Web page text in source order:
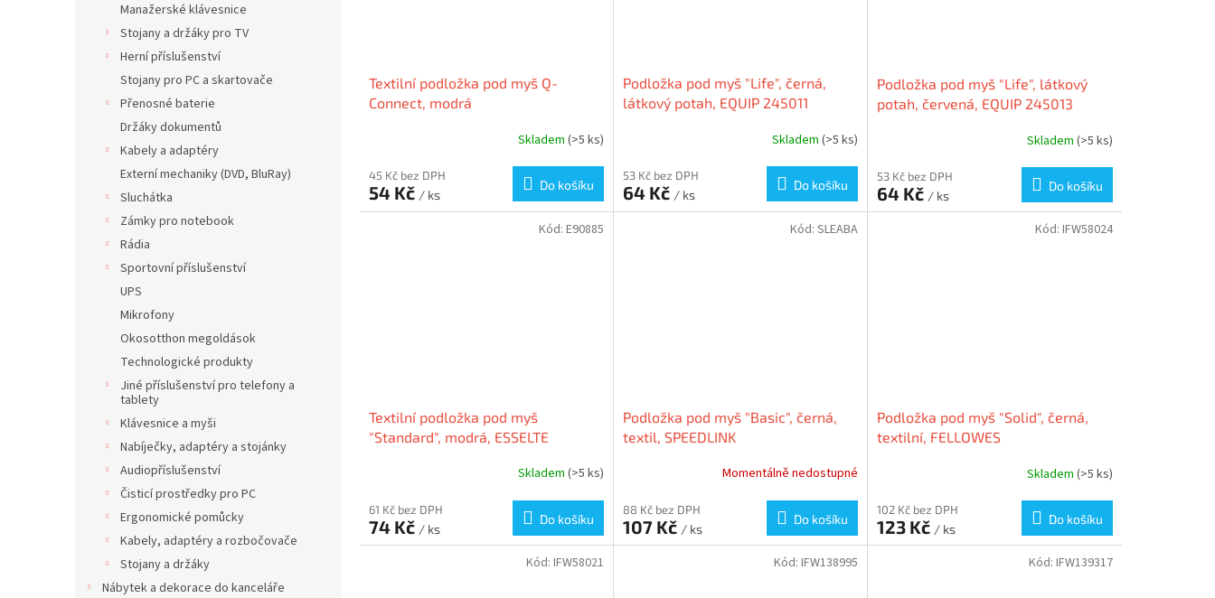
Manažerské klávesnice
Stojany a držáky pro TV
Herní příslušenství
Stojany pro PC a skartovače
Přenosné baterie
Držáky dokumentů
Kabely a adaptéry
Externí mechaniky (DVD, BluRay)
Sluchátka
Zámky pro notebook
Rádia
Sportovní příslušenství
UPS
Mikrofony
Okosotthon megoldások
Technologické produkty
Jiné příslušenství pro telefony a
tablety
Klávesnice a myši
Nabíječky, adaptéry a stojánky
Audiopříslušenství
Čisticí prostředky pro PC
Ergonomické pomůcky
Kabely, adaptéry a rozbočovače
Stojany a držáky
Nábytek a dekorace do kanceláře
Textilní podložka pod myš Q-
Connect, modrá
Skladem (>5 ks)
45 Kč bez DPH
54 Kč / ks
Do košíku
Podložka pod myš "Life", černá,
látkový potah, EQUIP 245011
Skladem (>5 ks)
53 Kč bez DPH
64 Kč / ks
Do košíku
Podložka pod myš "Life", látkový
potah, červená, EQUIP 245013
Skladem (>5 ks)
53 Kč bez DPH
64 Kč / ks
Do košíku
Textilní podložka pod myš
"Standard", modrá, ESSELTE
Skladem (>5 ks)
61 Kč bez DPH
74 Kč / ks
Do košíku
Kód: E90885
Podložka pod myš "Basic", černá,
textil, SPEEDLINK
Momentálně nedostupné
88 Kč bez DPH
107 Kč / ks
Do košíku
Kód: SLEABA
Podložka pod myš "Solid", černá,
textilní, FELLOWES
Skladem (>5 ks)
102 Kč bez DPH
123 Kč / ks
Do košíku
Kód: IFW58024
Kód: IFW58021 Kód: IFW138995 Kód: IFW139317